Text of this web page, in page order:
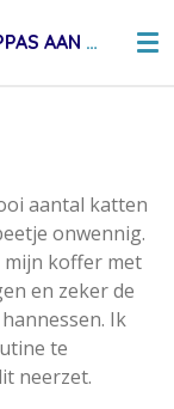
BETTI KATTENTRIMMER EN -OPPAS AAN HUIS
aantal katten
onwennig.
mijn koffer met
en zeker de
Ik
te
neerzet.